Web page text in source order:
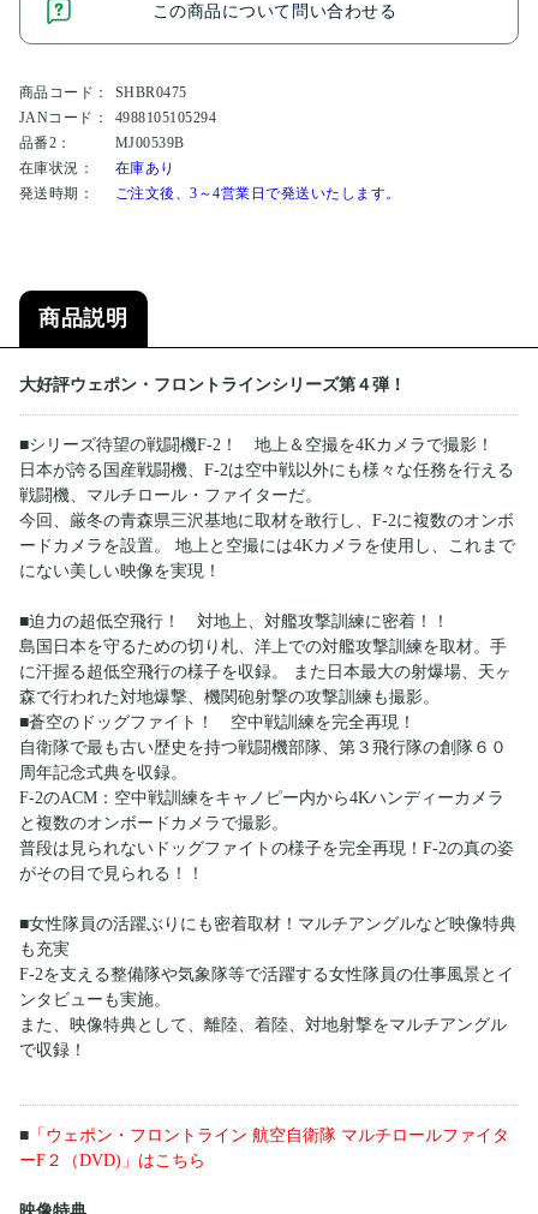
この商品について問い合わせる
商品コード：
SHBR0475
JANコード：
4988105105294
品番2：
MJ00539B
在庫状況：
在庫あり
発送時期：
ご注文後、3～4営業日で発送いたします。
商品説明
大好評ウェポン・フロントラインシリーズ第４弾！
■シリーズ待望の戦闘機F-2！ 地上＆空撮を4Kカメラで撮影！
日本が誇る国産戦闘機、F-2は空中戦以外にも様々な任務を行える
戦闘機、マルチロール・ファイターだ。
今回、厳冬の青森県三沢基地に取材を敢行し、F-2に複数のオンボ
ードカメラを設置。 地上と空撮には4Kカメラを使用し、これまで
にない美しい映像を実現！
■迫力の超低空飛行！ 対地上、対艦攻撃訓練に密着！！
島国日本を守るための切り札、洋上での対艦攻撃訓練を取材。手
に汗握る超低空飛行の様子を収録。 また日本最大の射爆場、天ヶ
森で行われた対地爆撃、機関砲射撃の攻撃訓練も撮影。
■蒼空のドッグファイト！ 空中戦訓練を完全再現！
自衛隊で最も古い歴史を持つ戦闘機部隊、第３飛行隊の創隊６０
周年記念式典を収録。
F-2のACM：空中戦訓練をキャノピー内から4Kハンディーカメラ
と複数のオンボードカメラで撮影。
普段は見られないドッグファイトの様子を完全再現！F-2の真の姿
がその目で見られる！！
■女性隊員の活躍ぶりにも密着取材！マルチアングルなど映像特典
も充実
F-2を支える整備隊や気象隊等で活躍する女性隊員の仕事風景とイ
ンタビューも実施。
また、映像特典として、離陸、着陸、対地射撃をマルチアングル
で収録！
■ 「ウェポン・フロントライン 航空自衛隊 マルチロールファイタ
ーF２（DVD)」はこちら